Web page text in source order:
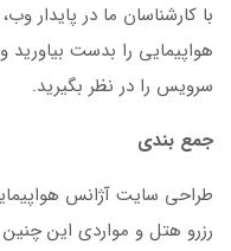
با کارشناسان ما در پایدار
هواپیمایی را بدست بیاورید
سرویس را در نظر بگیرید.
جمع بندی
طراحی سایت آژانس
رزرو هتل و مواردی این